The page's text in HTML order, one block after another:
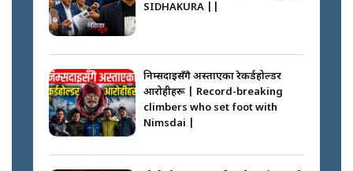
SIDHAKURA ||
निम्सदाइसँगै अस्ताएका रेकर्डहोल्डर
आरोहीहरू | Record-breaking
climbers who set foot with
Nimsdai |